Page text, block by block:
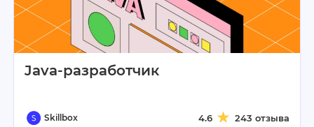
Java-разработчик
Skillbox 4.6 243 отзыва